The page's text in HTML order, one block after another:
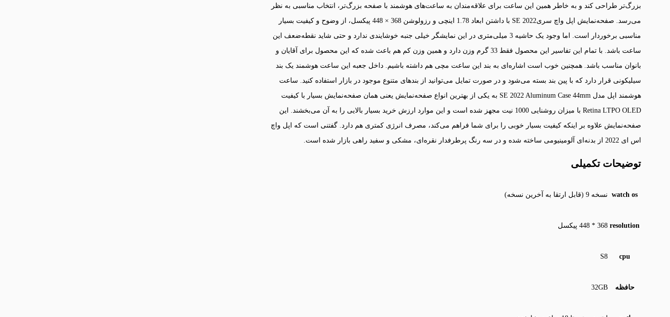
بزرگ‌تر طراحی کند و به خاطر همین این ساعت برای علاقه‌مندان به ساعت‌های هوشمند با صفحه بزرگ‌تر، انتخاب مناسبی به نظر
می‌رسد. صفحه‌نمایش اپل واچ سریSE 2022 با داشتن ابعاد 1.78 اینچی و رزولوشن 368 × 448 پیکسل، از وضوح و کیفیت بسیار
مناسبی برخوردار است. اما وجود یک حاشیه 3 میلی‌متری در این نمایشگر خیلی جنبه خوشایندی ندارد و حتی شاید نقطه‌ضعف این
ساعت باشد. با تمام این تفاسیر این محصول فقط 33 گرم وزن دارد و همین وزن کم هم باعث شده که این محصول برای آقایان و
بانوان مناسب باشد. همچنین خوب است اشاره‌ای به بند این ساعت مچی هم داشته باشیم. داخل جعبه این ساعت هوشمند یک بند
سیلیکونی قرار دارد که با پین بند بسته می‌شود و در صورت تمایل می‌توانید از بندهای متنوع موجود در بازار استفاده کنید. ساعت
هوشمند اپل مدل SE 2022 Aluminum Case 44mm به یکی از بهترین انواع صفحه‌نمایش یعنی همان صفحه‌نمایش بسیار با کیفیت
Retina LTPO OLED با میزان روشنایی 1000 نیت مجهز شده است و این موارد ارزش خرید بسیار بالایی را به آن می‌بخشند. این
صفحه‌نمایش علاوه بر اینکه کیفیت بسیار خوبی را برای شما فراهم می‌کند، مصرف انرژی کمتری هم دارد. گفتنی است که اپل واچ
اس ای 2022 از بدنه‌ای آلومینیومی ساخته شده و در سه رنگ پرطرفدار نقره‌ای، مشکی و سفید راهی بازار شده است.
توضیحات تکمیلی
watch os نسخه 9 (قابل ارتقا به آخرین نسخه)
resolution 368 * 448 پیکسل
cpu
S8
حافظه 32GB